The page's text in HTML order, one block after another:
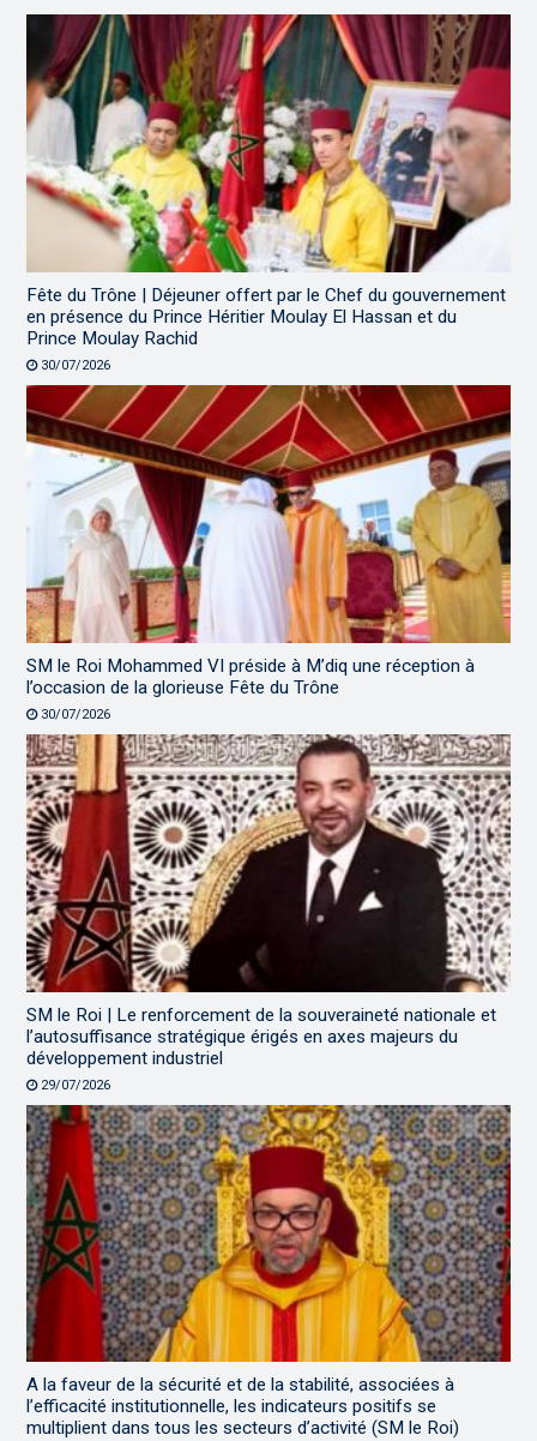
Fête du Trône | Déjeuner offert par le Chef du gouvernement
en présence du Prince Héritier Moulay El Hassan et du
Prince Moulay Rachid
30/07/2026
SM le Roi Mohammed VI préside à M’diq une réception à
l’occasion de la glorieuse Fête du Trône
30/07/2026
SM le Roi | Le renforcement de la souveraineté nationale et
l’autosuffisance stratégique érigés en axes majeurs du
développement industriel
29/07/2026
A la faveur de la sécurité et de la stabilité, associées à
l’efficacité institutionnelle, les indicateurs positifs se
multiplient dans tous les secteurs d’activité (SM le Roi)